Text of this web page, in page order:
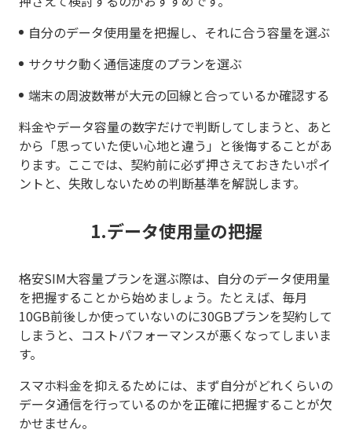
自分のデータ使用量を把握し、それに合う容量を選ぶ
サクサク動く通信速度のプランを選ぶ
端末の周波数帯が大元の回線と合っているか確認する
料金やデータ容量の数字だけで判断してしまうと、あと
から「思っていた使い心地と違う」と後悔することがあ
ります。ここでは、契約前に必ず押さえておきたいポイ
ントと、失敗しないための判断基準を解説します。
1.データ使用量の把握
格安SIM大容量プランを選ぶ際は、自分のデータ使用量
を把握することから始めましょう。たとえば、毎月
10GB前後しか使っていないのに30GBプランを契約して
しまうと、コストパフォーマンスが悪くなってしまいま
す。
スマホ料金を抑えるためには、まず自分がどれくらいの
データ通信を行っているのかを正確に把握することが欠
かせません。